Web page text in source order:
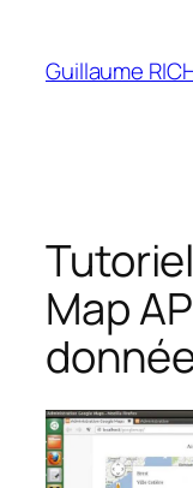
contenu
Guillaume
Map